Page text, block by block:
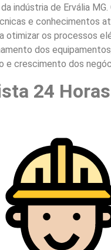
indústria de Ervália MG.
e conhecimentos
otimizar os processos
dos
e crescimento dos
24